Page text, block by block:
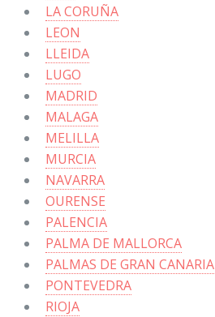
LA CORUÑA
LEON
LLEIDA
LUGO
MADRID
MALAGA
MELILLA
MURCIA
NAVARRA
OURENSE
PALENCIA
PALMA DE MALLORCA
PALMAS DE GRAN CANARIA
PONTEVEDRA
RIOJA